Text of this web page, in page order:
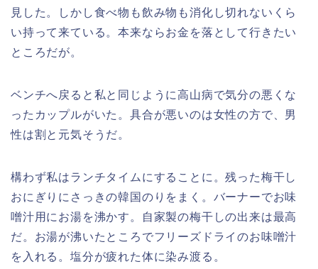
見した。しかし食べ物も飲み物も消化し切れないくら
い持って来ている。本来ならお金を落として行きたい
ところだが。
ベンチへ戻ると私と同じように高山病で気分の悪くな
ったカップルがいた。具合が悪いのは女性の方で、男
性は割と元気そうだ。
構わず私はランチタイムにすることに。残った梅干し
おにぎりにさっきの韓国のりをまく。バーナーでお味
噌汁用にお湯を沸かす。自家製の梅干しの出来は最高
だ。お湯が沸いたところでフリーズドライのお味噌汁
を入れる。塩分が疲れた体に染み渡る。